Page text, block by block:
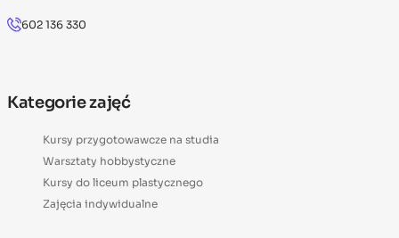
602 136 330
Kategorie zajęć
Kursy przygotowawcze na studia
Warsztaty hobbystyczne
Kursy do liceum plastycznego
Zajęcia indywidualne